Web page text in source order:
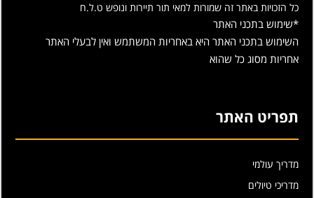
כל הזכויות באתר זה שמורות למאי תור תיירות ונופש ט.ל.ח
*שימוש בתכני האתר
השימוש בתכני האתר היא באחריות המשתמש ואין לבעלי האתר
אחריות מסוג כל שהוא
תפריט האתר
מדריך עולמי
מדריכי טיולים